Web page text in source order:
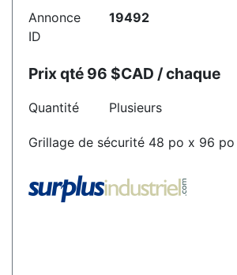
Annonce
ID
19492
Prix qté 96 $CAD / chaque
Quantité Plusieurs
Grillage de sécurité 48 po x 96 po